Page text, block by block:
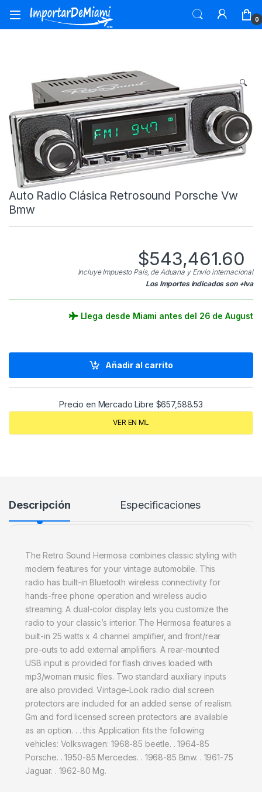
Skip to navigation
Skip to content
0
🔍
Auto Radio Clásica Retrosound Porsche Vw
Bmw
$543,461.60
Incluye Impuesto País, de Aduana y Envío internacional
Los Importes indicados son +Iva
Llega desde Miami antes del 26 de August
Añadir al carrito
Precio en Mercado Libre $657,588.53
VER EN ML
Descripción Especificaciones
The Retro Sound Hermosa combines classic styling with
modern features for your vintage automobile. This
radio has built-in Bluetooth wireless connectivity for
hands-free phone operation and wireless audio
streaming. A dual-color display lets you customize the
radio to your classic’s interior. The Hermosa features a
built-in 25 watts x 4 channel amplifier, and front/rear
pre-outs to add external amplifiers. A rear-mounted
USB input is provided for flash drives loaded with
mp3/woman music files. Two standard auxiliary inputs
are also provided. Vintage-Look radio dial screen
protectors are included for an added sense of realism.
Gm and ford licensed screen protectors are available
as an option. . . this Application fits the following
vehicles: Volkswagen: 1968-85 beetle. . 1964-85
Porsche. . 1950-85 Mercedes. . 1968-85 Bmw. . 1961-75
Jaguar. . 1962-80 Mg.